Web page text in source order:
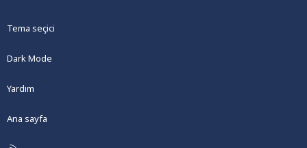
Tema seçici
Dark Mode
Yardım
Ana sayfa